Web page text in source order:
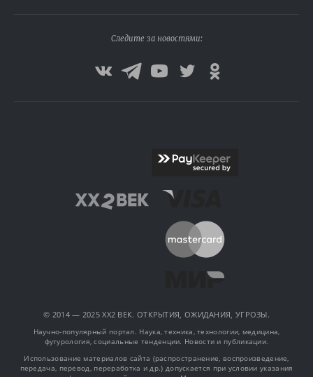
Следите за новостями:
© 2014 — 2025 XX2 ВЕК. ОТКРЫТИЯ, ОЖИДАНИЯ, УГРОЗЫ.
Научно-популярный портал. Наука, техника, технологии, медицина,
футурология, социальные тенденции. Новости и публикации.
Использование материалов сайта (распространение, воспроизведение,
передача, перевод, переработка и др.) допускается при условии указания